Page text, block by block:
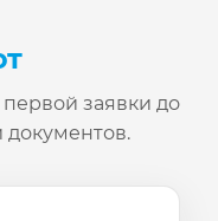
заявки до
документов.